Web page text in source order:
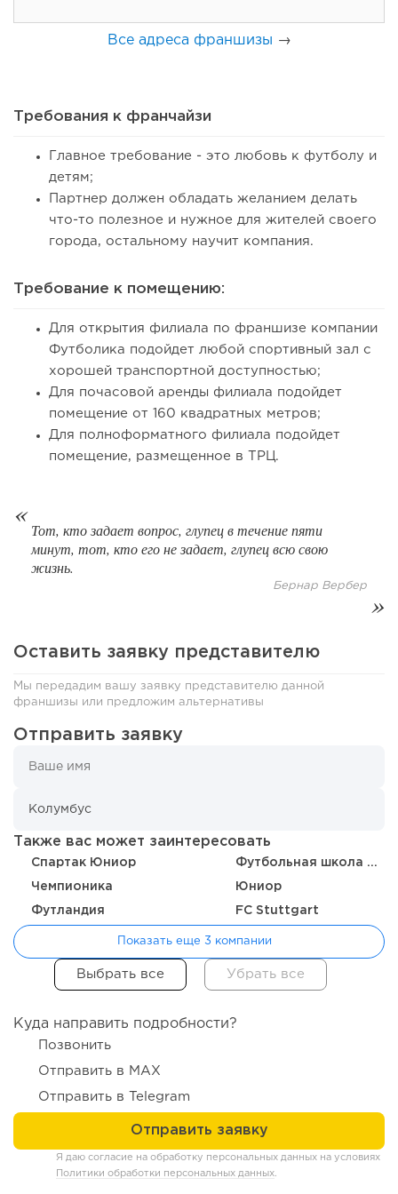
100
Coffee Way приступил к масштабированию собственной
модели производства...
От стартапа за 30 тысяч рублей до бизнеса стоимостью
миллиарды:...
136
Отзыв SSL-сертификатов у банков: как это влияет на
153
«Прибыль 20 млн в год, а я ездил на метро»: куда в
интернет-магазине...
Все адреса франшизы →
Требования к франчайзи
Главное требование - это любовь к футболу и
детям;
Партнер должен обладать желанием делать
что-то полезное и нужное для жителей своего
города, остальному научит компания.
Требование к помещению:
Для открытия филиала по франшизе компании
Футболика подойдет любой спортивный зал с
хорошей транспортной доступностью;
Для почасовой аренды филиала подойдет
помещение от 160 квадратных метров;
Для полноформатного филиала подойдет
помещение, размещенное в ТРЦ.
Тот, кто задает вопрос, глупец в течение пяти
минут, тот, кто его не задает, глупец всю свою
жизнь.
Бернар Вербер
Оставить заявку представителю
Мы передадим вашу заявку представителю данной
франшизы или предложим альтернативы
Отправить заявку
Также вас может заинтересовать
Спартак Юниор Футбольная школа Динамо
Чемпионика Юниор
Футландия FC Stuttgart
Показать еще 3 компании
Куда направить подробности?
Позвонить
Отправить в MAX
Отправить в Telegram
Я даю согласие на обработку персональных данных на условиях
Политики обработки персональных данных.